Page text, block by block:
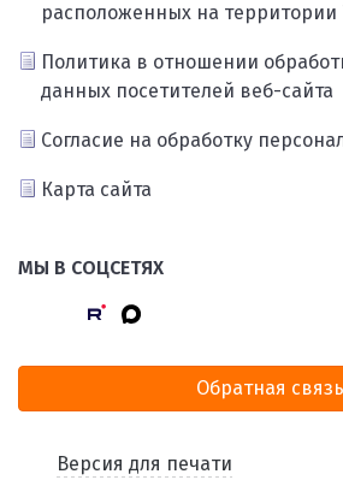
расположенных на территории
Политика в отношении
данных посетителей веб-сайта
Согласие на обработку
Карта сайта
МЫ В СОЦСЕТЯХ
Обратная связь
Версия для печати